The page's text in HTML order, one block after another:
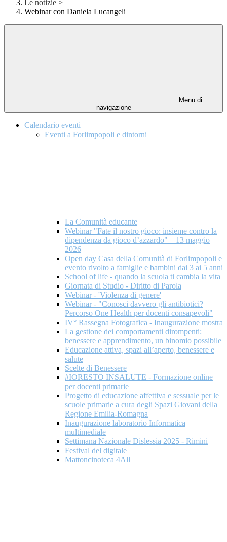
Le notizie >
Webinar con Daniela Lucangeli
Menu di
navigazione
Calendario eventi
Eventi a Forlimpopoli e dintorni
La Comunità educante
Webinar "Fate il nostro gioco: insieme contro la
dipendenza da gioco d’azzardo" – 13 maggio
2026
Open day Casa della Comunità di Forlimpopoli e
evento rivolto a famiglie e bambini dai 3 ai 5 anni
School of life - quando la scuola ti cambia la vita
Giornata di Studio - Diritto di Parola
Webinar - 'Violenza di genere'
Webinar - "Conosci davvero gli antibiotici?
Percorso One Health per docenti consapevoli"
IV° Rassegna Fotografica - Inaugurazione mostra
La gestione dei comportamenti dirompenti:
benessere e apprendimento, un binomio possibile
Educazione attiva, spazi all’aperto, benessere e
salute
Scelte di Benessere
#IORESTO INSALUTE - Formazione online
per docenti primarie
Progetto di educazione affettiva e sessuale per le
scuole primarie a cura degli Spazi Giovani della
Regione Emilia-Romagna
Inaugurazione laboratorio Informatica
multimediale
Settimana Nazionale Dislessia 2025 - Rimini
Festival del digitale
Mattoncinoteca 4All